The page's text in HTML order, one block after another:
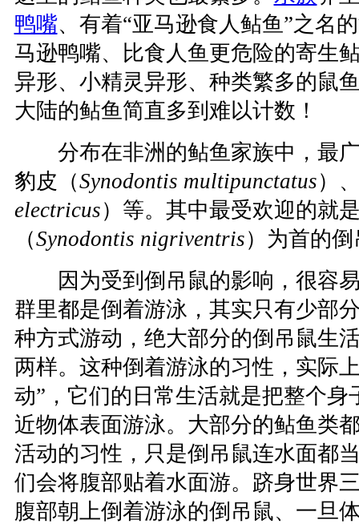
鸭嘴、有着“亚马逊食人鲇鱼”之名
马逊鸭嘴、比食人鱼更危险的寄生
异形、小精灵异形、种类繁多的
大陆的鲇鱼简直多到难以计数！
分布在非洲的鲇鱼家族中，最广
豹皮（Synodontis multipunctatus）
electricus）等。其中最受欢迎的就
（Synodontis nigriventris）为首的
因为受到倒吊鼠的影响，很容易
群里都是倒着游泳，其实只有少部
种方式游动，绝大部分的倒吊鼠生
两样。这种倒着游泳的习性，实际
动”，它们的日常生活就是把整个身
近物体表面游泳。大部分的鲇鱼类
活动的习性，只是倒吊鼠连水面都
们会将腹部贴着水面游。跻身世界
腹部朝上倒着游泳的倒吊鼠、一旦